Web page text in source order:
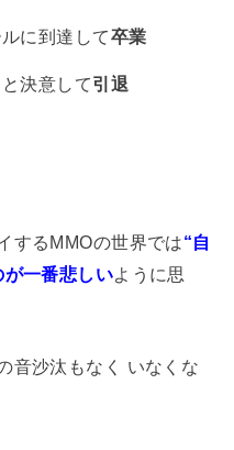
に到達して卒業
決意して引退
するMMOの世界では“自
一番悲しいように思
音沙汰もなく いなくな